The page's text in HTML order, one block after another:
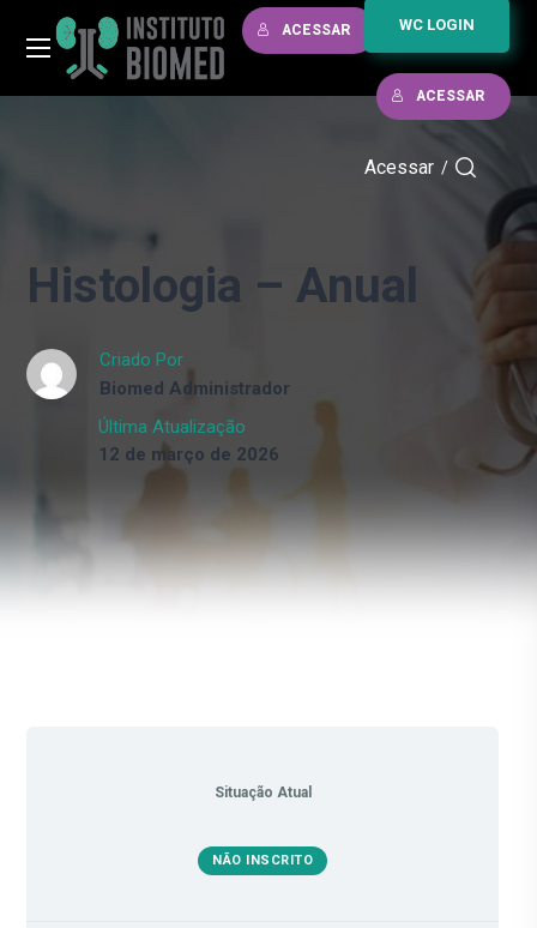
ACESSAR WC LOGIN
ACESSAR
Acessar /
Histologia – Anual
Criado Por
Biomed Administrador
Última Atualização
12 de março de 2026
Situação Atual
NÃO INSCRITO